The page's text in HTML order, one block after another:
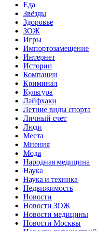
Еда
Звёзды
Здоровье
ЗОЖ
Игры
Импортозамещение
Интернет
Истории
Компании
Криминал
Культура
Лайфхаки
Летние виды спорта
Личный счет
Люди
Места
Мнения
Мода
Народная медицина
Наука
Наука и техника
Недвижимость
Новости
Новости ЗОЖ
Новости медицины
Новости Москвы